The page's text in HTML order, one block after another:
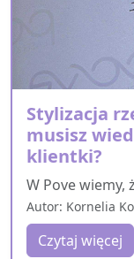
Stylizacja
musisz
klientki?
W Pove wiemy,
Autor: Kornelia
Czytaj więcej